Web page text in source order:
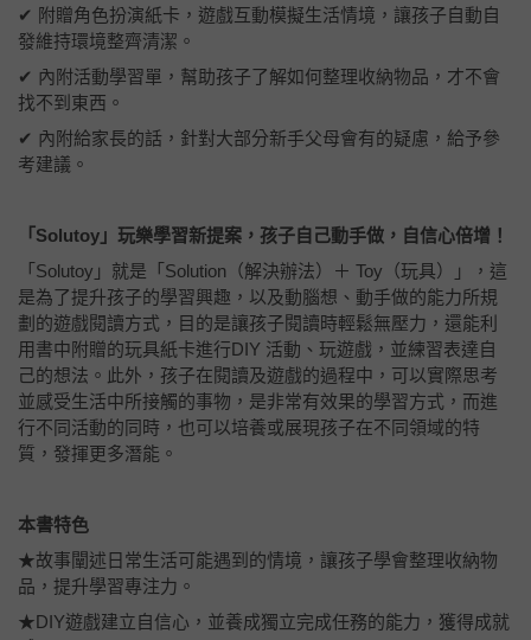
✔ 附贈角色扮演紙卡，遊戲互動模擬生活情境，讓孩子自動自
發維持環境整齊清潔。
✔ 內附活動學習單，幫助孩子了解如何整理收納物品，才不會
找不到東西。
✔ 內附給家長的話，針對大部分新手父母會有的疑慮，給予參
考建議。
「Solutoy」玩樂學習新提案，孩子自己動手做，自信心倍增！
「Solutoy」就是「Solution（解決辦法）＋ Toy（玩具）」，這
是為了提升孩子的學習興趣，以及動腦想、動手做的能力所規
劃的遊戲閱讀方式，目的是讓孩子閱讀時輕鬆無壓力，還能利
用書中附贈的玩具紙卡進行DIY 活動、玩遊戲，並練習表達自
己的想法。此外，孩子在閱讀及遊戲的過程中，可以實際思考
並感受生活中所接觸的事物，是非常有效果的學習方式，而進
行不同活動的同時，也可以培養或展現孩子在不同領域的特
質，發揮更多潛能。
本書特色
★故事闡述日常生活可能遇到的情境，讓孩子學會整理收納物
品，提升學習專注力。
★DIY遊戲建立自信心，並養成獨立完成任務的能力，獲得成就